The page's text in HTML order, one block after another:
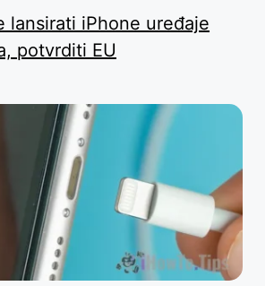
lansirati iPhone uređaje
potvrditi EU